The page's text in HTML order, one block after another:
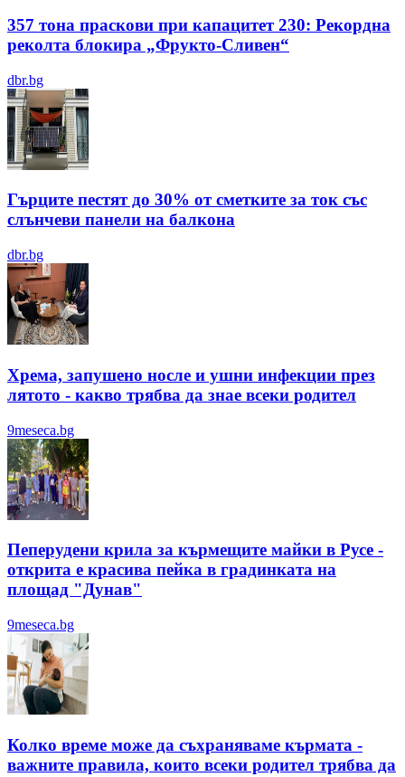
357 тона праскови при капацитет 230: Рекордна
реколта блокира „Фрукто-Сливен“
dbr.bg
Гърците пестят до 30% от сметките за ток със
слънчеви панели на балкона
dbr.bg
Хрема, запушено носле и ушни инфекции през
лятотo - какво трябва да знае всеки родител
9meseca.bg
Пеперудени крила за кърмещите майки в Русе -
открита е красива пейка в градинката на
площад "Дунав"
9meseca.bg
Колко време може да съхраняваме кърмата -
важните правила, които всеки родител трябва да